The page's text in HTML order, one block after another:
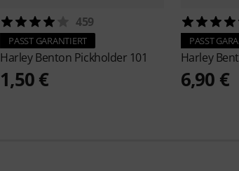
459
PASST GARANTIERT
Harley Benton Pickholder 101
1,50 €
PASST
Harley
6,90 €